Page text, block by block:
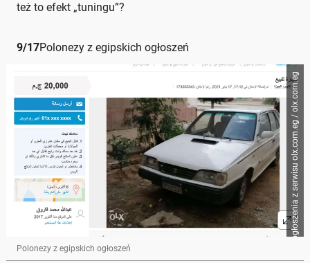
też to efekt „tuningu”?
9/17Polonezy z egipskich ogłoszeń
Zrzut ogłoszenia z serwisu olx.com.eg / olx.com.eg
Polonezy z egipskich ogłoszeń